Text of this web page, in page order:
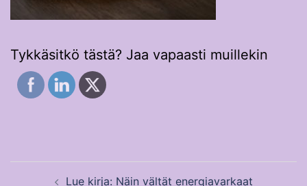
Tykkäsitkö tästä? Jaa vapaasti muillekin
Lue kirja: Näin vältät energiavarkaat